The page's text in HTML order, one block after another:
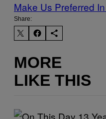
Make Us Preferred
Share:
MORE
LIKE THIS